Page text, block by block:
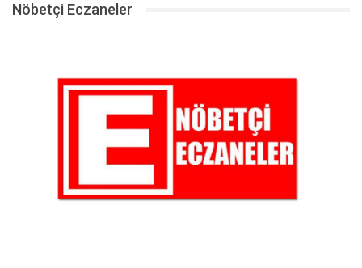
Nöbetçi Eczaneler